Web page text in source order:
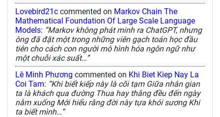
Lovebird21c commented on Markov Chain The
Mathematical Foundation Of Large Scale Language
Models: “Markov không phát minh ra ChatGPT, nhưng
ông đã đặt một trong những viên gạch toán học đầu
tiên cho cách con người mô hình hóa ngôn ngữ như
một chuỗi xác suất…”
Lê Minh Phương commented on Khi Biet Kiep Nay La
Coi Tam: “Khi biết kiếp này là cõi tạm Giữa nhân gian
ta là khách qua đường Thua hay thắng đều đến ngày
nằm xuống Mới hiểu rằng đời này tựa khói sương Khi
ta biết mình…”